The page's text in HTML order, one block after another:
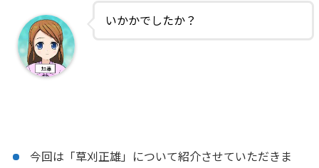
いかかでしたか？
今回は「草刈正雄」について紹介させていただきま